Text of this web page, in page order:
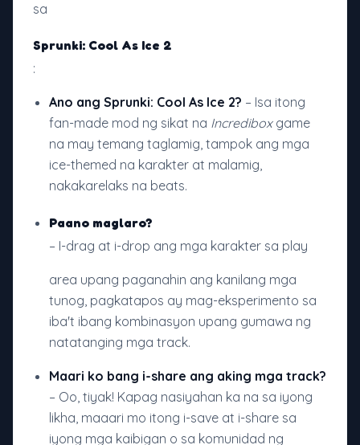
sa
Sprunki: Cool As Ice 2
:
Ano ang Sprunki: Cool As Ice 2? – Isa itong
fan-made mod ng sikat na Incrediboxgame
na may temang taglamig, tampok ang mga
ice-themed na karakter at malamig,
nakakarelaks na beats.
Paano maglaro?
– I-drag at i-drop ang mga karakter sa play
area upang paganahin ang kanilang mga
tunog, pagkatapos ay mag-eksperimento sa
iba't ibang kombinasyon upang gumawa ng
natatanging mga track.
Maari ko bang i-share ang aking mga track?
– Oo, tiyak! Kapag nasiyahan ka na sa iyong
likha, maaari mo itong i-save at i-share sa
iyong mga kaibigan o sa komunidad ng